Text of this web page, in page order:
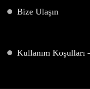
Bize Ulaşın
Kullanım